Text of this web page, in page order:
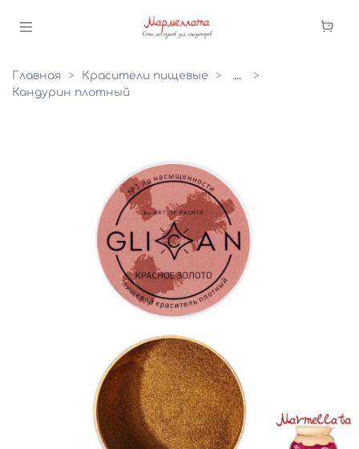
Главная Красители пищевые
...
Кандурин плотный